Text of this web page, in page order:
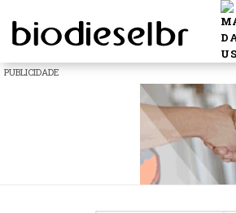
PUBLICIDADE